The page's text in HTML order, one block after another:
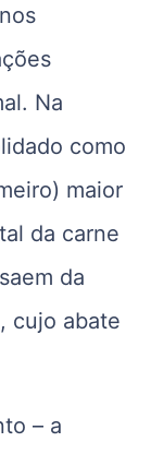
Na
como
maior
da carne
da
cujo abate
– a